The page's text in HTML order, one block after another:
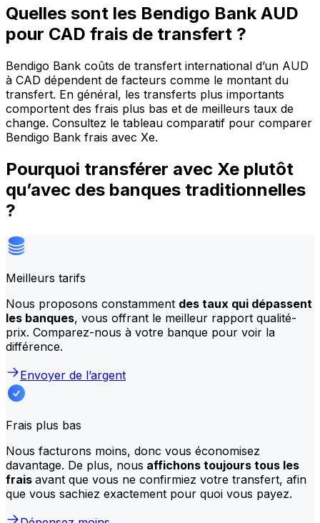
Quelles sont les Bendigo Bank AUD
pour CAD frais de transfert ?
Bendigo Bank coûts de transfert international d’un AUD
à CAD dépendent de facteurs comme le montant du
transfert. En général, les transferts plus importants
comportent des frais plus bas et de meilleurs taux de
change. Consultez le tableau comparatif pour comparer
Bendigo Bank frais avec Xe.
Pourquoi transférer avec Xe plutôt
qu’avec des banques traditionnelles
?
Meilleurs tarifs
Nous proposons constamment des taux qui dépassent
les banques, vous offrant le meilleur rapport qualité-
prix. Comparez-nous à votre banque pour voir la
différence.
Envoyer de l’argent
Frais plus bas
Nous facturons moins, donc vous économisez
davantage. De plus, nous affichons toujours tous les
frais avant que vous ne confirmiez votre transfert, afin
que vous sachiez exactement pour quoi vous payez.